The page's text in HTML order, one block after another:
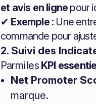
et avis en ligne pour
✔ Exemple: Une
commande pour
2. Suivi des
Parmi les KPI
Net Promoter
marque.